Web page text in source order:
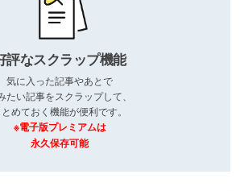
評なスクラップ機能
気に入った記事やあとで
たい記事をスクラップして、
とめておく機能が便利です。
※電子版プレミアムは
永久保存可能